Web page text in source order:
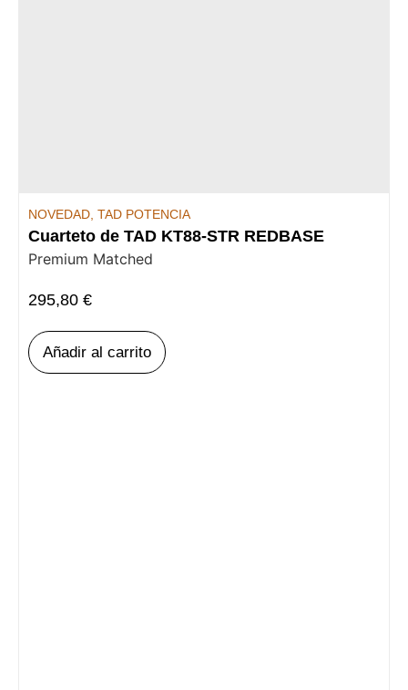
NOVEDAD TAD POTENCIA
Cuarteto de TAD KT88-STR REDBASE
Premium Matched
295,80 €
Añadir al carrito